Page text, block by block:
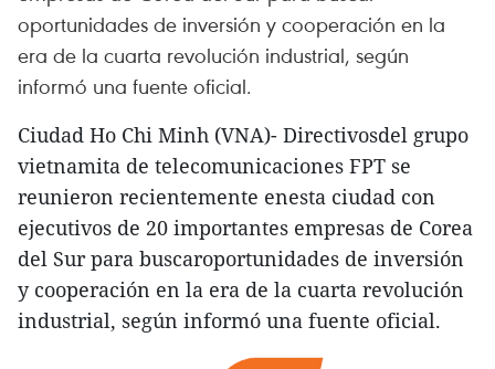
oportunidades de inversión y cooperación en la
era de la cuarta revolución industrial, según
informó una fuente oficial.
Ciudad Ho Chi Minh (VNA)- Directivosdel grupo
vietnamita de telecomunicaciones FPT se
reunieron recientemente enesta ciudad con
ejecutivos de 20 importantes empresas de Corea
del Sur para buscaroportunidades de inversión
y cooperación en la era de la cuarta revolución
industrial, según informó una fuente oficial.